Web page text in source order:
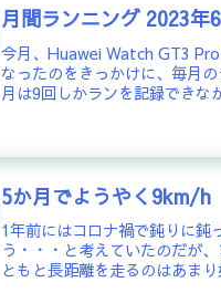
月間ランニング 2023年
今月、Huawei Watch GT3
なったのをきっかけに、毎月
月は9回しかランを記録でき
5か月でようやく9km/h
1年前にはコロナ禍で鈍りに鈍
う・・・と考えていたのだが
ともと長距離を走るのはあま